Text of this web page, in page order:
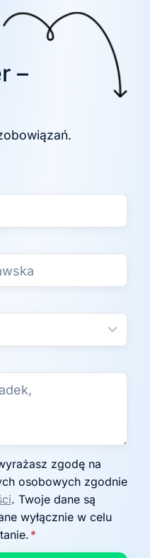
–
osobowych zgodnie
. Twoje dane są
wyłącznie w celu
*